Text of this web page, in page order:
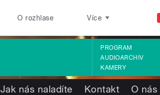
O rozhlase Více
PROGRAM
AUDIOARCHIV
KAMERY
Jak nás naladíte Kontakt O nás